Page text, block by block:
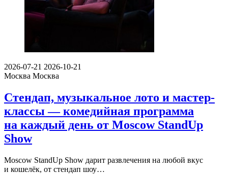
2026-07-21 2026-10-21
Москва Москва
Стендап, музыкальное лото и мастер-
классы — комедийная программа
на каждый день от Moscow StandUp
Show
Moscow StandUp Show дарит развлечения на любой вкус
и кошелёк, от стендап шоу…